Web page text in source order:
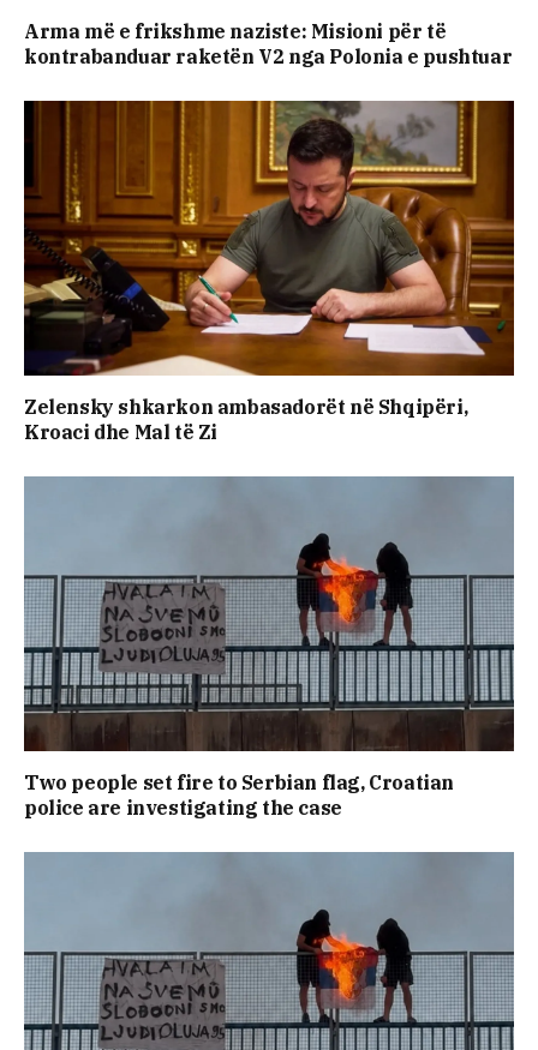
Arma më e frikshme naziste: Misioni për të
kontrabanduar raketën V2 nga Polonia e pushtuar
Zelensky shkarkon ambasadorët në Shqipëri,
Kroaci dhe Mal të Zi
Two people set fire to Serbian flag, Croatian
police are investigating the case